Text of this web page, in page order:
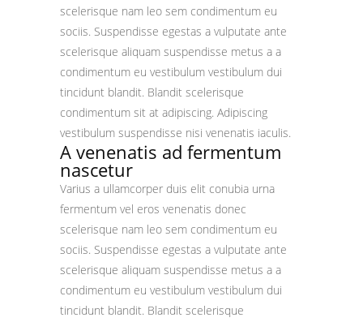
scelerisque nam leo sem condimentum eu
sociis. Suspendisse egestas a vulputate ante
scelerisque aliquam suspendisse metus a a
condimentum eu vestibulum vestibulum dui
tincidunt blandit. Blandit scelerisque
condimentum sit at adipiscing. Adipiscing
vestibulum suspendisse nisi venenatis iaculis.
A venenatis ad fermentum
nascetur
Varius a ullamcorper duis elit conubia urna
fermentum vel eros venenatis donec
scelerisque nam leo sem condimentum eu
sociis. Suspendisse egestas a vulputate ante
scelerisque aliquam suspendisse metus a a
condimentum eu vestibulum vestibulum dui
tincidunt blandit. Blandit scelerisque